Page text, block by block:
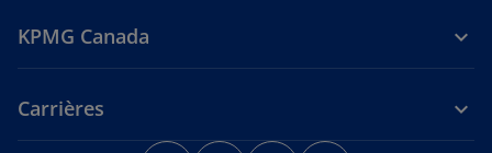
KPMG Canada
Carrières